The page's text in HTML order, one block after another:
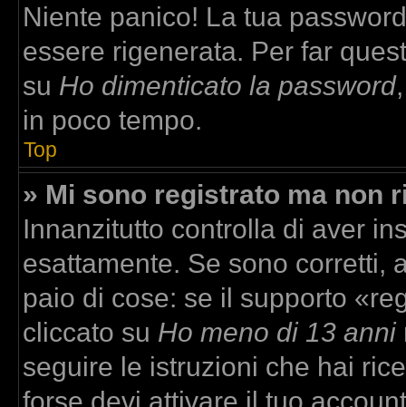
Niente panico! La tua
essere rigenerata. Per far
su Ho dimenticato la password
in poco tempo.
Top
» Mi sono registrato ma non
Innanzitutto controlla di aver
esattamente. Se sono corretti,
paio di cose: se il supporto
cliccato su Ho meno di 13 anni
seguire le istruzioni che hai
forse devi attivare il tuo